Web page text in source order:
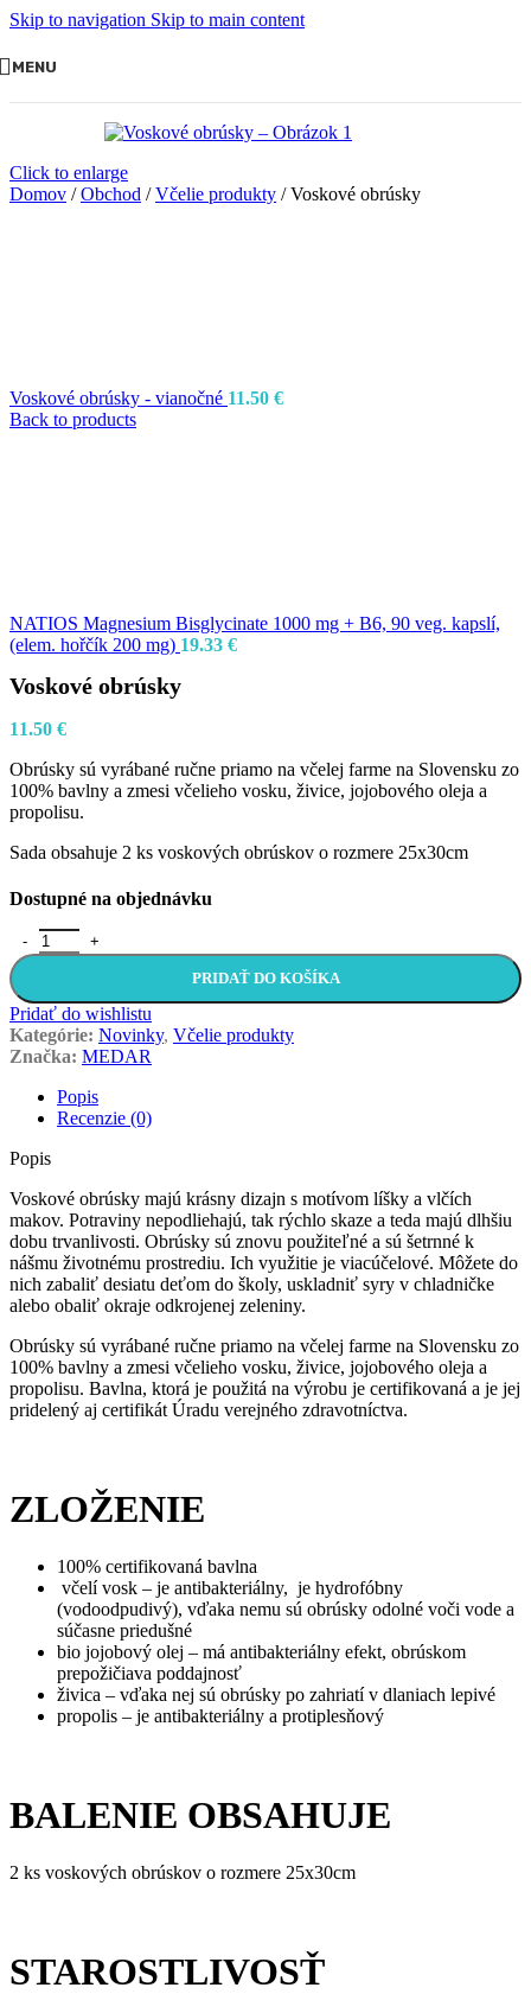
Skip to navigation Skip to main content
MENU
Click to enlarge
Domov /Obchod /Včelie produkty /Voskové obrúsky
Voskové obrúsky - vianočné 11.50 €
Back to products
NATIOS Magnesium Bisglycinate 1000 mg + B6, 90 veg. kapslí,
(elem. hořčík 200 mg) 19.33 €
Voskové obrúsky
11.50 €
Obrúsky sú vyrábané ručne priamo na včelej farme na Slovensku zo
100% bavlny a zmesi včelieho vosku, živice, jojobového oleja a
propolisu.
Sada obsahuje 2 ks voskových obrúskov o rozmere 25x30cm
Dostupné na objednávku
množstvo Voskové obrúsky
PRIDAŤ DO KOŠÍKA
Pridať do wishlistu
Kategórie: Novinky, Včelie produkty
Značka: MEDAR
Popis
Recenzie (0)
Popis
Voskové obrúsky majú krásny dizajn s motívom líšky a vlčích
makov. Potraviny nepodliehajú, tak rýchlo skaze a teda majú dlhšiu
dobu trvanlivosti. Obrúsky sú znovu použiteľné a sú šetrnné k
nášmu životnému prostrediu. Ich využitie je viacúčelové. Môžete do
nich zabaliť desiatu deťom do školy, uskladniť syry v chladničke
alebo obaliť okraje odkrojenej zeleniny.
Obrúsky sú vyrábané ručne priamo na včelej farme na Slovensku zo
100% bavlny a zmesi včelieho vosku, živice, jojobového oleja a
propolisu. Bavlna, ktorá je použitá na výrobu je certifikovaná a je jej
pridelený aj certifikát Úradu verejného zdravotníctva.
ZLOŽENIE
100% certifikovaná bavlna
včelí vosk – je antibakteriálny, je hydrofóbny
(vodoodpudivý), vďaka nemu sú obrúsky odolné voči vode a
súčasne priedušné
bio jojobový olej – má antibakteriálny efekt, obrúskom
prepožičiava poddajnosť
živica – vďaka nej sú obrúsky po zahriatí v dlaniach lepivé
propolis – je antibakteriálny a protiplesňový
BALENIE OBSAHUJE
2 ks voskových obrúskov o rozmere 25x30cm
STAROSTLIVOSŤ